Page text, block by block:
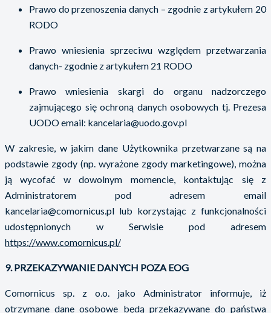
Prawo do przenoszenia danych – zgodnie z artykułem 20
RODO
Prawo wniesienia sprzeciwu względem przetwarzania
danych- zgodnie z artykułem 21 RODO
Prawo wniesienia skargi do organu nadzorczego
zajmującego się ochroną danych osobowych tj. Prezesa
UODO email: kancelaria@uodo.gov.pl
W zakresie, w jakim dane Użytkownika przetwarzane są na
podstawie zgody (np. wyrażone zgody marketingowe), można
ją wycofać w dowolnym momencie, kontaktując się z
Administratorem pod adresem email
kancelaria@comornicus.pl lub korzystając z funkcjonalności
udostępnionych w Serwisie pod adresem
https://www.comornicus.pl/
9. PRZEKAZYWANIE DANYCH POZA EOG
Comornicus sp. z o.o. jako Administrator informuje, iż
otrzymane dane osobowe będą przekazywane do państwa